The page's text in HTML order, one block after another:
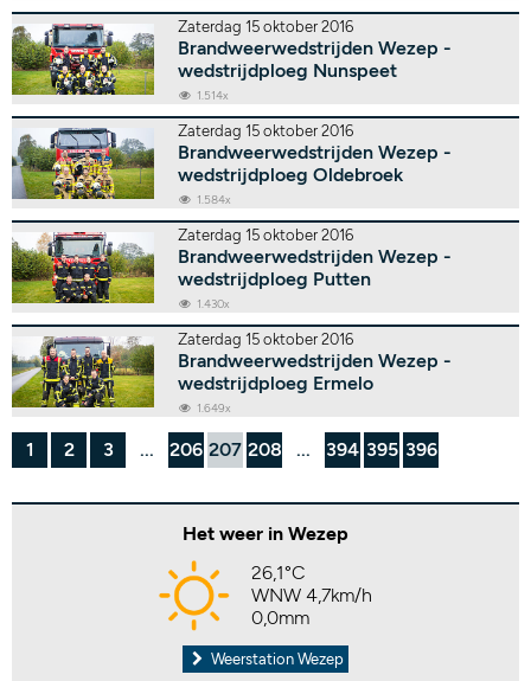
Zaterdag 15 oktober 2016
Brandweerwedstrijden Wezep -
wedstrijdploeg Nunspeet
1.514x
Zaterdag 15 oktober 2016
Brandweerwedstrijden Wezep -
wedstrijdploeg Oldebroek
1.584x
Zaterdag 15 oktober 2016
Brandweerwedstrijden Wezep -
wedstrijdploeg Putten
1.430x
Zaterdag 15 oktober 2016
Brandweerwedstrijden Wezep -
wedstrijdploeg Ermelo
1.649x
1 2 3 ... 206 207 208 ... 394 395 396
Het weer in Wezep
26,1°C
WNW 4,7km/h
0,0mm
Weerstation Wezep